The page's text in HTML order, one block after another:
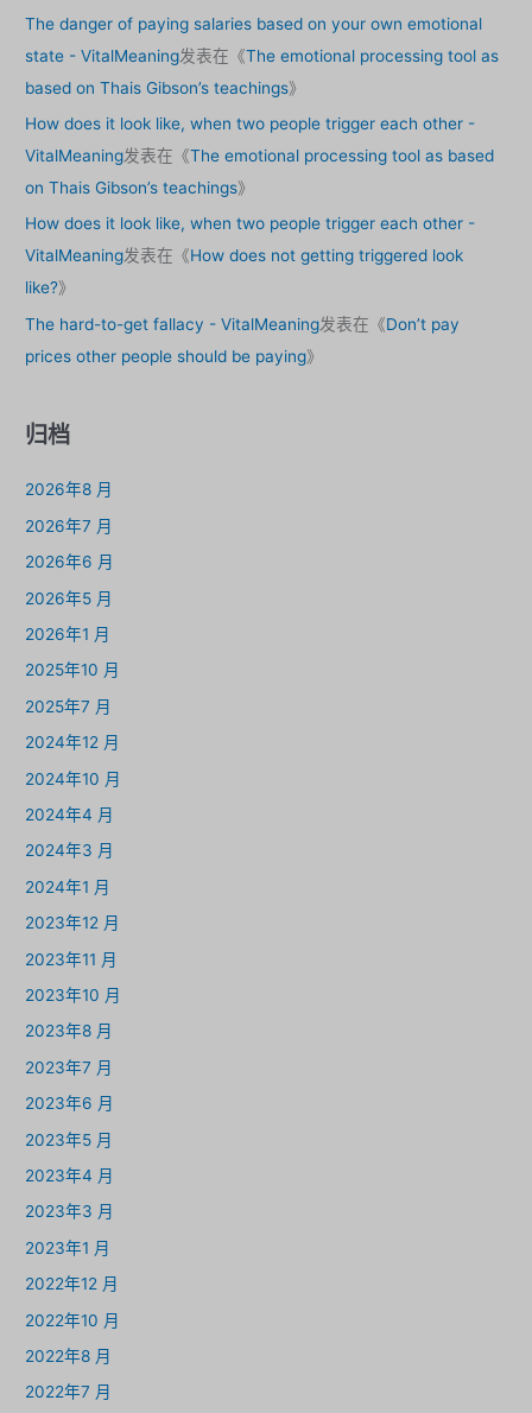
The danger of paying salaries based on your own emotional
state - VitalMeaning发表在《The emotional processing tool as
based on Thais Gibson’s teachings》
How does it look like, when two people trigger each other -
VitalMeaning发表在《The emotional processing tool as based
on Thais Gibson’s teachings》
How does it look like, when two people trigger each other -
VitalMeaning发表在《How does not getting triggered look
like?》
The hard-to-get fallacy - VitalMeaning发表在《Don’t pay
prices other people should be paying》
归档
2026年8 月
2026年7 月
2026年6 月
2026年5 月
2026年1 月
2025年10 月
2025年7 月
2024年12 月
2024年10 月
2024年4 月
2024年3 月
2024年1 月
2023年12 月
2023年11 月
2023年10 月
2023年8 月
2023年7 月
2023年6 月
2023年5 月
2023年4 月
2023年3 月
2023年1 月
2022年12 月
2022年10 月
2022年8 月
2022年7 月